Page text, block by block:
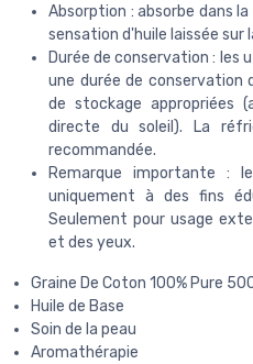
Absorption : absorbe dans
sensation d'huile laissée sur
Durée de conservation :
une durée de conservation
de stockage appropriées
directe du soleil). La
recommandée.
Remarque importante :
uniquement à des fins
Seulement pour usage
et des yeux.
Graine De Coton 100% Pure
Huile de Base
Soin de la peau
Aromathérapie